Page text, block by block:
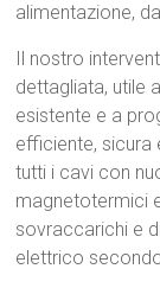
alimentazione,
Il nostro
dettagliata, utile
esistente e a
efficiente, sicura
tutti i cavi con
magnetotermici
sovraccarichi e
elettrico